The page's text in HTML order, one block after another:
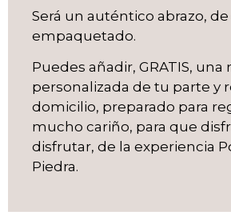
Será un auténtico abrazo,
empaquetado.
Puedes añadir, GRATIS, una
personalizada de tu parte y
domicilio, preparado para
mucho cariño, para que
disfrutar, de la experiencia
Piedra.